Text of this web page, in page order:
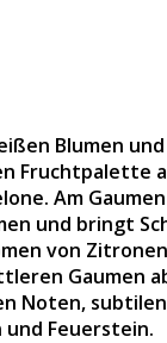
Blumen
Fruchtpalette
Am
und bringt
von
Gaumen
Noten, subtilen
Feuerstein.